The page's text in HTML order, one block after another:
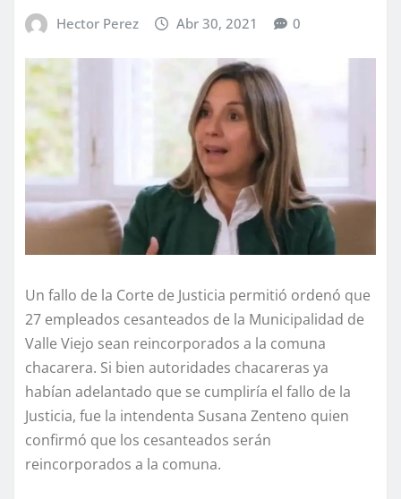
Hector Perez Abr 30, 2021 0
Un fallo de la Corte de Justicia permitió ordenó que
27 empleados cesanteados de la Municipalidad de
Valle Viejo sean reincorporados a la comuna
chacarera. Si bien autoridades chacareras ya
habían adelantado que se cumpliría el fallo de la
Justicia, fue la intendenta Susana Zenteno quien
confirmó que los cesanteados serán
reincorporados a la comuna.